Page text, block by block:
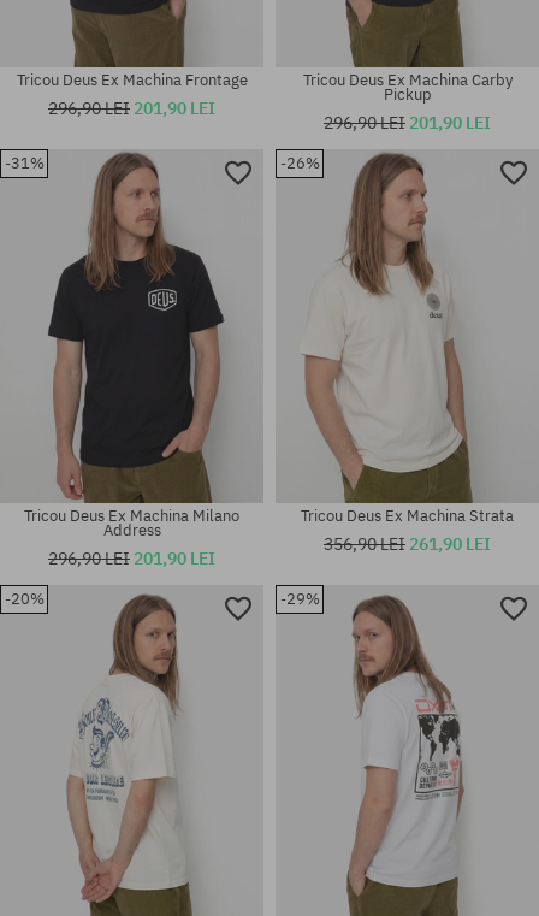
Mărimi existente:
Mărimi existente:
Mărimi existente:
Tricou Deus Ex Machina Frontage
296,90 LEI 201,90 LEI
Mărimi existente:
M; XL; XXL
Tricou Deus Ex Machina Carby
Pickup
296,90 LEI 201,90 LEI
-31%
Tricou Deus Ex Machina Milano
Address
296,90 LEI 201,90 LEI
-26%
Tricou Deus Ex Machina Strata
356,90 LEI 261,90 LEI
-20% -29%